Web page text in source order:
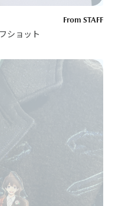
From STAFF
ショット